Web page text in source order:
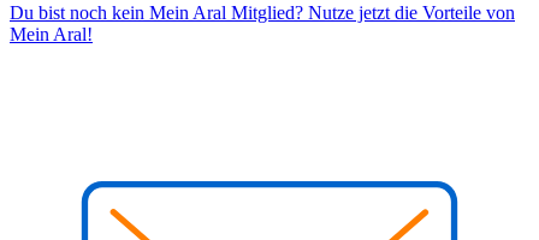
Du bist noch kein Mein Aral Mitglied? Nutze jetzt die Vorteile von
Mein Aral!